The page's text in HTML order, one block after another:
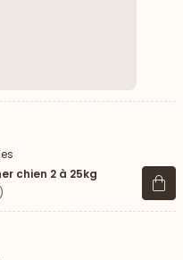
chien 2 à 25kg
Voir